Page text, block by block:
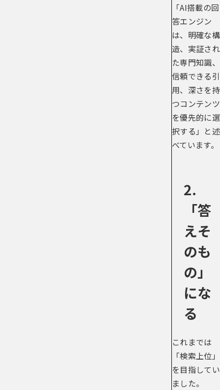
「AI搭載の回
答エンジン
は、明確な構
造、実証され
た専門知識、
信頼できる引
用、深さを持
つコンテンツ
を優先的に選
択する」と述
べています。
2.
「答
えそ
のも
の」
にな
る
これまでは
「検索上位」
を目指してい
ました。